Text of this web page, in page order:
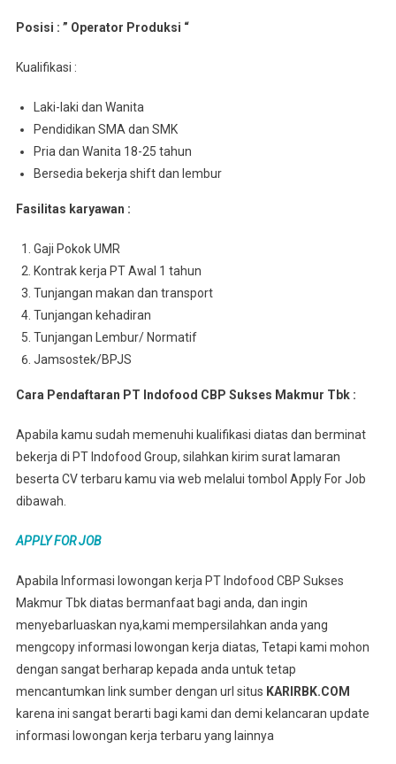
Posisi : ” Operator Produksi “
Kualifikasi :
Laki-laki dan Wanita
Pendidikan SMA dan SMK
Pria dan Wanita 18-25 tahun
Bersedia bekerja shift dan lembur
Fasilitas karyawan :
Gaji Pokok UMR
Kontrak kerja PT Awal 1 tahun
Tunjangan makan dan transport
Tunjangan kehadiran
Tunjangan Lembur/ Normatif
Jamsostek/BPJS
Cara Pendaftaran PT Indofood CBP Sukses Makmur Tbk :
Apabila kamu sudah memenuhi kualifikasi diatas dan berminat
bekerja di PT Indofood Group, silahkan kirim surat lamaran
beserta CV terbaru kamu via web melalui tombol Apply For Job
dibawah.
APPLY FOR JOB
Apabila Informasi lowongan kerja PT Indofood CBP Sukses
Makmur Tbk diatas bermanfaat bagi anda, dan ingin
menyebarluaskan nya,kami mempersilahkan anda yang
mengcopy informasi lowongan kerja diatas, Tetapi kami mohon
dengan sangat berharap kepada anda untuk tetap
mencantumkan link sumber dengan url situs KARIRBK.COM
karena ini sangat berarti bagi kami dan demi kelancaran update
informasi lowongan kerja terbaru yang lainnya